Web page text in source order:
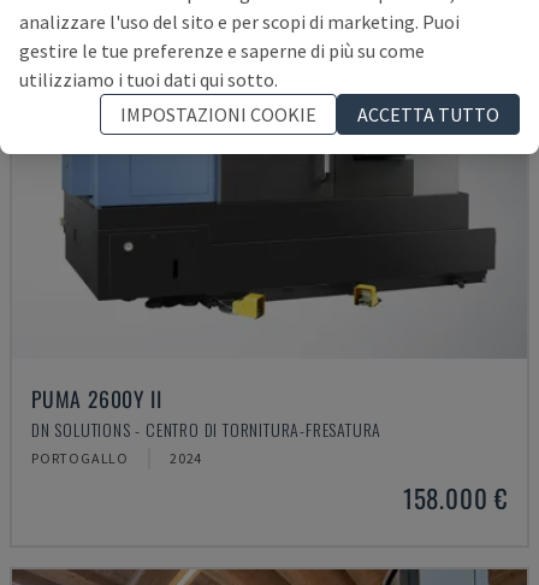
PUMA 2600Y II
DN SOLUTIONS - CENTRO DI TORNITURA-FRESATURA
PORTOGALLO 2024
158.000 €
analizzare l'uso del sito e per scopi di marketing. Puoi
gestire le tue preferenze e saperne di più su come
utilizziamo i tuoi dati qui sotto.
IMPOSTAZIONI COOKIE
ACCETTA TUTTO